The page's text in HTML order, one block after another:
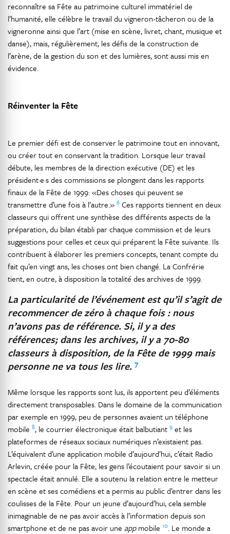
reconnaître sa Fête au patrimoine culturel immatériel de
l’humanité, elle célèbre le travail du vigneron-tâcheron ou de la
vigneronne ainsi que l’art (mise en scène, livret, chant, musique et
danse), mais, régulièrement, les défis de la construction de
l’arène, de la gestion du son et des lumières, sont aussi mis en
évidence.
Réinventer la Fête
Le premier défi est de conserver le patrimoine tout en innovant,
ou créer tout en conservant la tradition. Lorsque leur travail
débute, les membres de la direction exécutive (DE) et les
président·e·s des commissions se plongent dans les rapports
finaux de la Fête de 1999: «Des choses qui peuvent se
transmettre d’une fois à l’autre.» 6 Ces rapports tiennent en deux
classeurs qui offrent une synthèse des différents aspects de la
préparation, du bilan établi par chaque commission et de leurs
suggestions pour celles et ceux qui préparent la Fête suivante. Ils
contribuent à élaborer les premiers concepts, tenant compte du
fait qu’en vingt ans, les choses ont bien changé. La Confrérie
tient, en outre, à disposition la totalité des archives de 1999.
La particularité de l’événement est qu’il s’agit de
recommencer de zéro à chaque fois : nous
n’avons pas de référence. Si, il y a des
références; dans les archives, il y a 70-80
classeurs à disposition, de la Fête de 1999 mais
personne ne va tous les lire. 7
Même lorsque les rapports sont lus, ils apportent peu d’éléments
directement transposables. Dans le domaine de la communication
par exemple en 1999, peu de personnes avaient un téléphone
mobile 8, le courrier électronique était balbutiant 9 et les
plateformes de réseaux sociaux numériques n’existaient pas.
L’équivalent d’une application mobile d’aujourd’hui, c’était Radio
Arlevin, créée pour la Fête; les gens l’écoutaient pour savoir si un
spectacle était annulé. Elle a soutenu la relation entre le metteur
en scène et ses comédiens et a permis au public d’entrer dans les
coulisses de la Fête. Pour un jeune d’aujourd’hui, cela semble
inimaginable de ne pas avoir accès à l’information depuis son
smartphone et de ne pas avoir une appmobile 10. Le monde a